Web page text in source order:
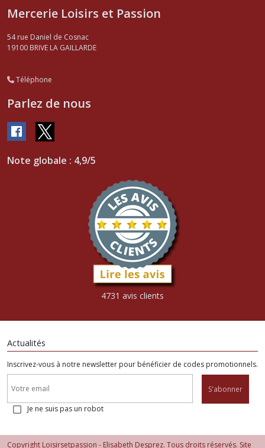
Mercerie Loisirs et Passion
54 rue Daniel de Cosnac
19100 BRIVE LA GAILLARDE
Téléphone
Parlez de nous
Note globale : 4,9/5
4731 avis clients
Actualités
Inscrivez-vous à notre newsletter pour bénéficier de codes promotionnels.
S'abonner
Je ne suis pas un robot
Copyright Loisirsetpassion - Elisabeth Desprez. Tous droits réservés. Site